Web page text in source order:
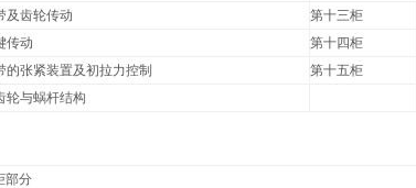
及齿轮传动 第十三柜
传动 第十四柜
的张紧装置及初拉力控制 第十五柜
轮与蜗杆结构
部分